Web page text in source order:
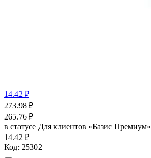
14.42 ₽
273.98 ₽
265.76 ₽
в статусе Для клиентов «Базис Премиум»
14.42 ₽
Код: 25302